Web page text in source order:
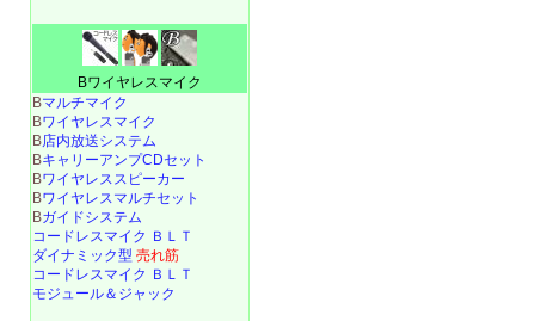
Bワイヤレスマイク
Bマルチマイク
Bワイヤレスマイク
B店内放送システム
BキャリーアンプCDセット
Bワイヤレススピーカー
Bワイヤレスマルチセット
Bガイドシステム
コードレスマイク ＢＬＴ
ダイナミック型 売れ筋
コードレスマイク ＢＬＴ
モジュール＆ジャック